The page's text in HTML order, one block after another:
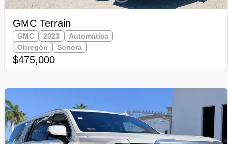
GMC Terrain
GMC 2023
Automática
Obregón
Sonora
$475,000